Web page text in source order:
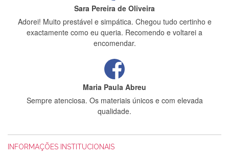
Sara Pereira de Oliveira
Adorei! Muito prestável e simpática. Chegou tudo certinho e
exactamente como eu queria. Recomendo e voltarei a
encomendar.
Maria Paula Abreu
Sempre atenciosa. Os materiais únicos e com elevada
qualidade.
INFORMAÇÕES INSTITUCIONAIS